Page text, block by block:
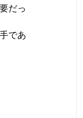
だっ
であ